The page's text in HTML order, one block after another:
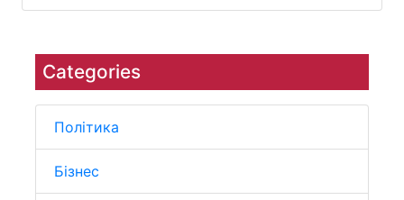
Categories
Політика
Бізнес